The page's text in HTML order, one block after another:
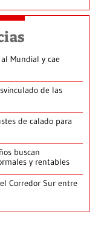
Mundial y cae
de las
de calado para
buscan
y rentables
Corredor Sur entre